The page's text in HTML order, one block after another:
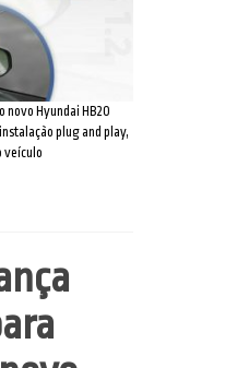
novo Hyundai HB20
plug and play,
veículo